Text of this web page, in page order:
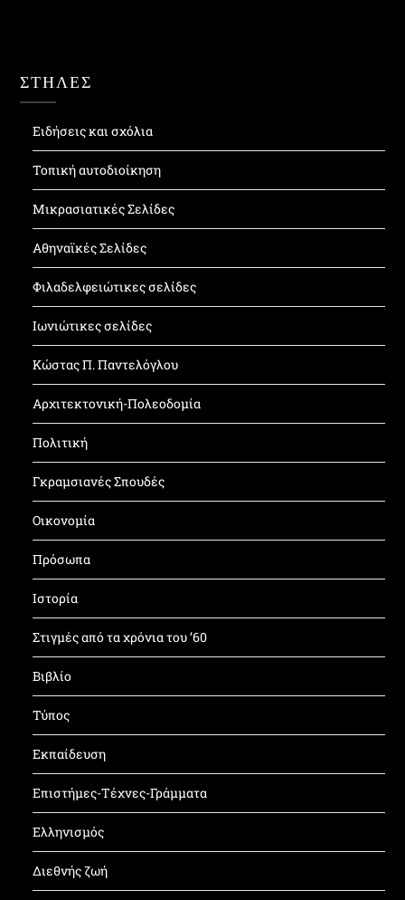
ΣΤΗΛΕΣ
Ειδήσεις και σχόλια
Τοπική αυτοδιοίκηση
Μικρασιατικές Σελίδες
Αθηναϊκές Σελίδες
Φιλαδελφειώτικες σελίδες
Ιωνιώτικες σελίδες
Κώστας Π. Παντελόγλου
Αρχιτεκτονική-Πολεοδομία
Πολιτική
Γκραμσιανές Σπουδές
Οικονομία
Πρόσωπα
Ιστορία
Στιγμές από τα χρόνια του ’60
Βιβλίο
Τύπος
Εκπαίδευση
Επιστήμες-Τέχνες-Γράμματα
Ελληνισμός
Διεθνής ζωή